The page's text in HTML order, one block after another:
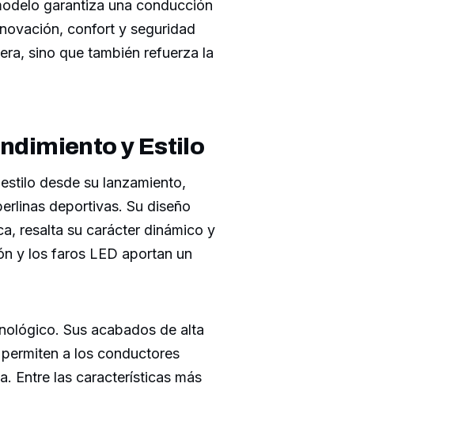
garantiza una conducción
confort y seguridad
sino que también refuerza la
y Estilo
desde su lanzamiento,
deportivas. Su diseño
resalta su carácter dinámico y
y los faros LED aportan un
Sus acabados de alta
a los conductores
Entre las características más